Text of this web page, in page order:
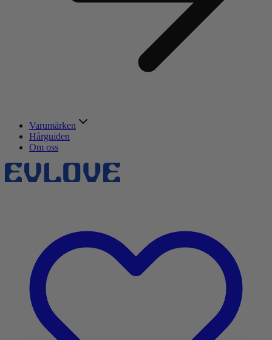
Varumärken
Hårguiden
Om oss